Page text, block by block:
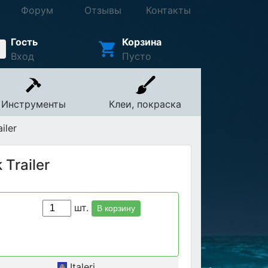
Форум Отзывы Контакты
Гость
Вход
Корзина
Пусто
Инструменты
Клеи, покраска
Trailer
шт. В корзину